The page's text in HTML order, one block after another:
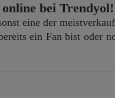
online bei Trendyol!
eine der
ein Fan bist oder